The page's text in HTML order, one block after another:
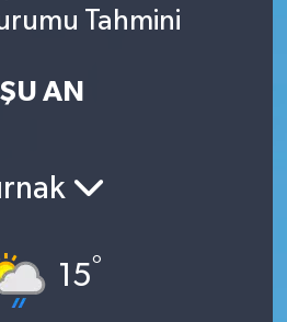
Tahmini
ŞU AN
15°
ve Fikstür